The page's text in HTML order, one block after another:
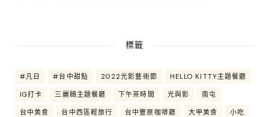
標籤
#凡日 #台中甜點 2022光影藝術節 HELLO KITTY主題餐廳
IG打卡 三麗鷗主題餐廳 下午茶時間 光與影 南屯
台中美食 台中西區輕旅行 台中豐原咖啡廳 大甲美食 小吃